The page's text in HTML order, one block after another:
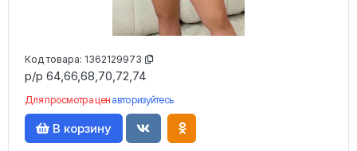
Код товара: 1362129973
р/р 64,66,68,70,72,74
Для просмотра цен авторизуйтесь
В корзину